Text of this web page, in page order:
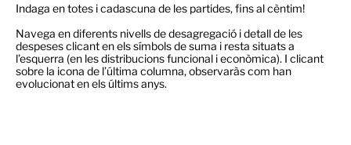
Indaga en totes i cadascuna de les partides, fins al cèntim!
Navega en diferents nivells de desagregació i detall de les
despeses clicant en els símbols de suma i resta situats a
l’esquerra (en les distribucions funcional i econòmica). I clicant
sobre la icona de l’última columna, observaràs com han
evolucionat en els últims anys.